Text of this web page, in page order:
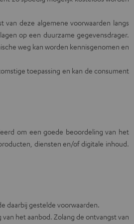
deze algemene voorwaarden langs
op een duurzame gegevensdrager.
weg kan worden kennisgenomen en
toepassing en kan de consument
om een goede beoordeling van het
diensten en/of digitale inhoud.
daarbij gestelde voorwaarden.
het aanbod. Zolang de ontvangst van